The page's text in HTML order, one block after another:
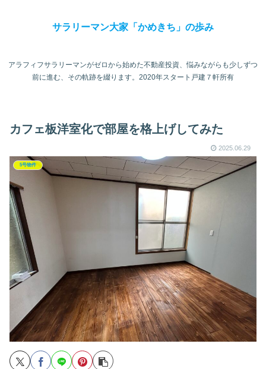
サラリーマン大家「かめきち」の歩み
アラフィフサラリーマンがゼロから始めた不動産投資、悩みながらも少しずつ
前に進む、その軌跡を綴ります。2020年スタート戸建７軒所有
カフェ板洋室化で部屋を格上げしてみた
2025.06.29
5号物件